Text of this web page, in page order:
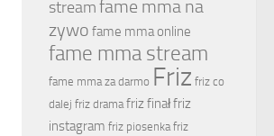
streamfame mma na
zywo fame mma online
fame mma stream
fame mma za darmo Friz friz co
dalej friz drama friz finałfriz
instagram friz piosenka friz